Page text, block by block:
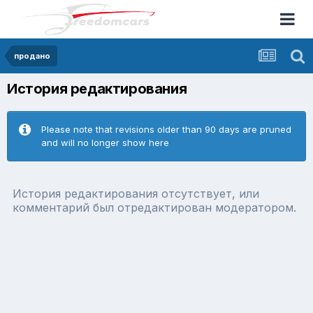
продано
История редактирования
Please note that revisions older than 90 days are pruned
and will no longer show here
История редактирования отсутствует, или
комментарий был отредактирован модератором.